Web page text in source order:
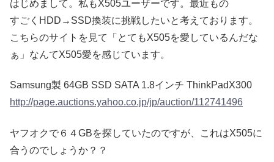
はじめまして。私もX505ユーザーです。最近もの
すごくHDD→SSD換装に挑戦したいと考えております。
こちらのサイトを見て「とてもX505を愛しているんだな
ぁ」なんてX505愛を感じています。
Samsung製 64GB SSD SATA 1.8インチ ThinkPadX300
http://page.auctions.yahoo.co.jp/jp/auction/112741496
ヤフオクで６４GBを探していたのですが、これはX505に
合うのでしょうか？？